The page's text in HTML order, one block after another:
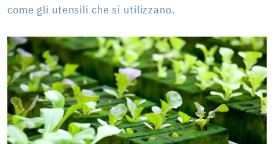
come gli utensili che si utilizzano.